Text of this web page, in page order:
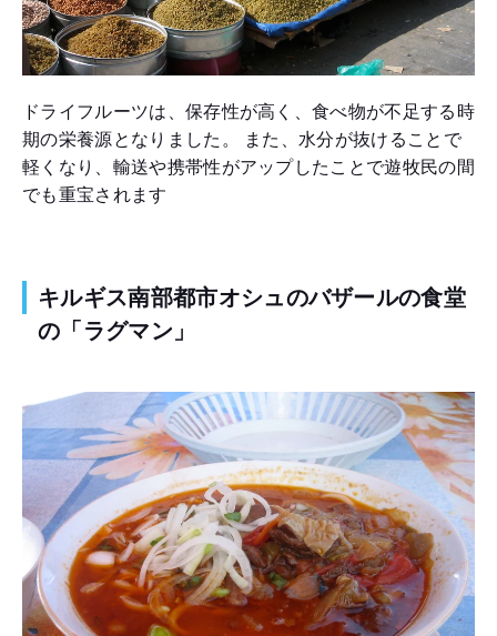
ドライフルーツは、保存性が高く、食べ物が不足する時
期の栄養源となりました。 また、水分が抜けることで
軽くなり、輸送や携帯性がアップしたことで遊牧民の間
でも重宝されます
キルギス南部都市オシュのバザールの食堂
の「ラグマン」